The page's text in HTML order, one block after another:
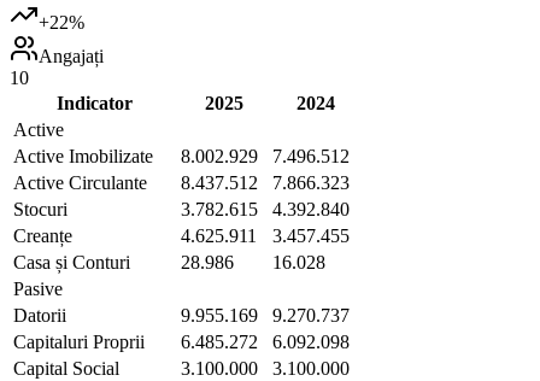
+22%
Angajați
10
Indicator
2025
2024
Active
Active Imobilizate
8.002.929
7.496.512
Active Circulante
8.437.512
7.866.323
Stocuri
3.782.615
4.392.840
Creanțe
4.625.911
3.457.455
Casa și Conturi
28.986
16.028
Pasive
Datorii
9.955.169
9.270.737
Capitaluri Proprii
6.485.272
6.092.098
Capital Social
3.100.000
3.100.000